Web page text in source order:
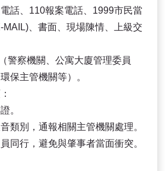
話、110報案電話、1999市民當
、書面、現場陳情、上級交
察機關、公寓大廈管理委員
保主管機關等）。
。
類別，通報相關主管機關處理。
同行，避免與肇事者當面衝突。